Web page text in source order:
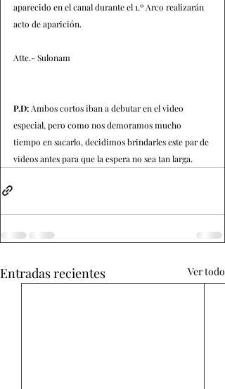
aparecido en el canal durante el 1.º Arco realizarán
acto de aparición.
Atte.- Sulonam
P.D: Ambos cortos iban a debutar en el video
especial, pero como nos demoramos mucho
tiempo en sacarlo, decidimos brindarles este par de
videos antes para que la espera no sea tan larga.
Entradas recientes Ver todo